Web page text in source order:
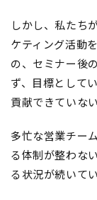
しかし、私たち
ケティング活動
の、セミナー後
ず、目標として
貢献できていな
多忙な営業チー
る体制が整わな
る状況が続いて